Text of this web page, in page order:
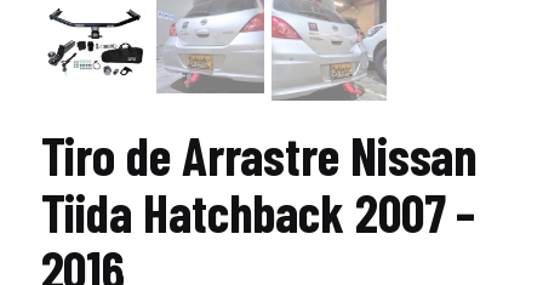
Tiro de Arrastre Nissan
Tiida Hatchback 2007 –
2016